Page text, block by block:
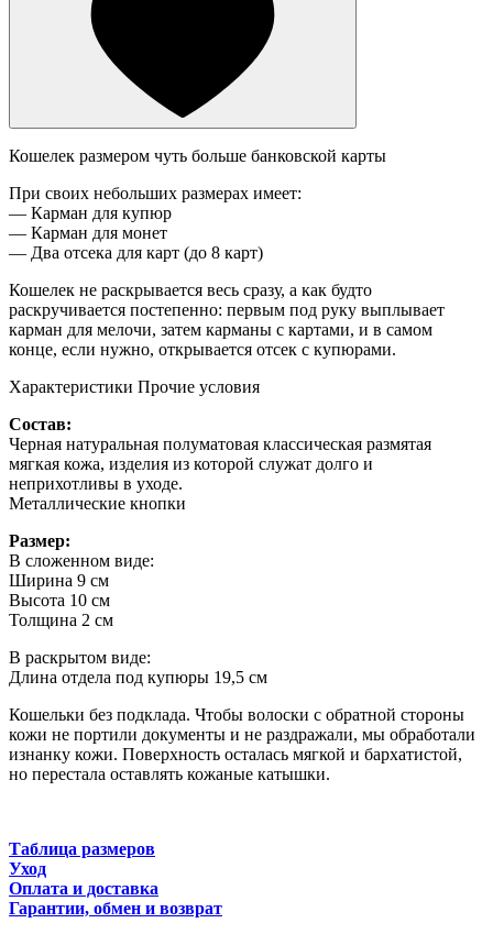
Кошелек размером чуть больше банковской карты
При своих небольших размерах имеет:
— Карман для купюр
— Карман для монет
— Два отсека для карт (до 8 карт)
Кошелек не раскрывается весь сразу, а как будто
раскручивается постепенно: первым под руку выплывает
карман для мелочи, затем карманы с картами, и в самом
конце, если нужно, открывается отсек с купюрами.
Характеристики Прочие условия
Состав:
Черная натуральная полуматовая классическая размятая
мягкая кожа, изделия из которой служат долго и
неприхотливы в уходе.
Металлические кнопки
Размер:
В сложенном виде:
Ширина 9 см
Высота 10 см
Толщина 2 см
В раскрытом виде:
Длина отдела под купюры 19,5 см
Кошельки без подклада. Чтобы волоски с обратной стороны
кожи не портили документы и не раздражали, мы обработали
изнанку кожи. Поверхность осталась мягкой и бархатистой,
но перестала оставлять кожаные катышки.
Таблица размеров
Уход
Оплата и доставка
Гарантии, обмен и возврат